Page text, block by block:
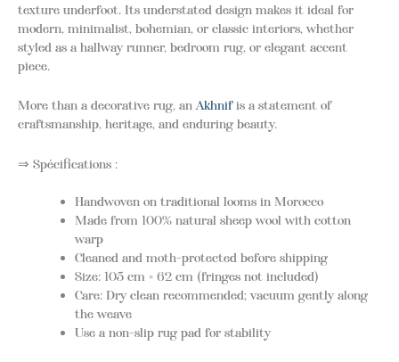
texture underfoot. Its understated design makes it ideal for
modern, minimalist, bohemian, or classic interiors, whether
styled as a hallway runner, bedroom rug, or elegant accent
piece.
More than a decorative rug, anAkhnifis a statement of
craftsmanship, heritage, and enduring beauty.
⇒ Spécifications :
Handwoven on traditional looms in Morocco
Made from 100% natural sheep wool with cotton
warp
Cleaned and moth-protected before shipping
Size: 105 cm × 62 cm (fringes not included)
Care: Dry clean recommended; vacuum gently along
the weave
Use a non-slip rug pad for stability